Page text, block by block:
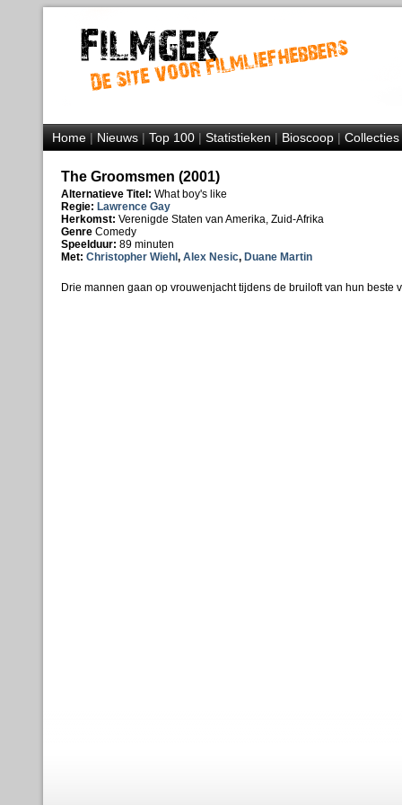
Home|Nieuws|Top 100|Statistieken|Bioscoop|Collecties
The Groomsmen (2001)
Alternatieve Titel: What boy's like
Regie: Lawrence Gay
Herkomst: Verenigde Staten van Amerika, Zuid-Afrika
Genre Comedy
Speelduur: 89 minuten
Met: Christopher Wiehl , Alex Nesic, Duane Martin
Drie mannen gaan op vrouwenjacht tijdens de bruiloft van hun beste